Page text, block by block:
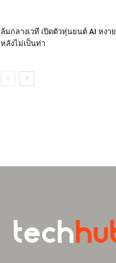
ล้มกลางเวที เปิดตัวหุ่นยนต์ AI หงาย
หลังไม่เป็นท่า